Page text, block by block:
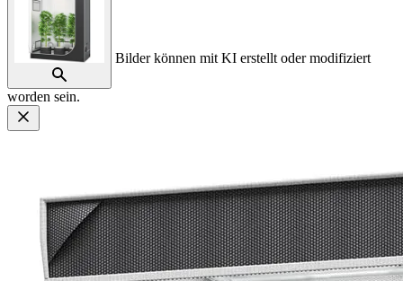
Bilder können mit KI erstellt oder modifiziert
worden sein.